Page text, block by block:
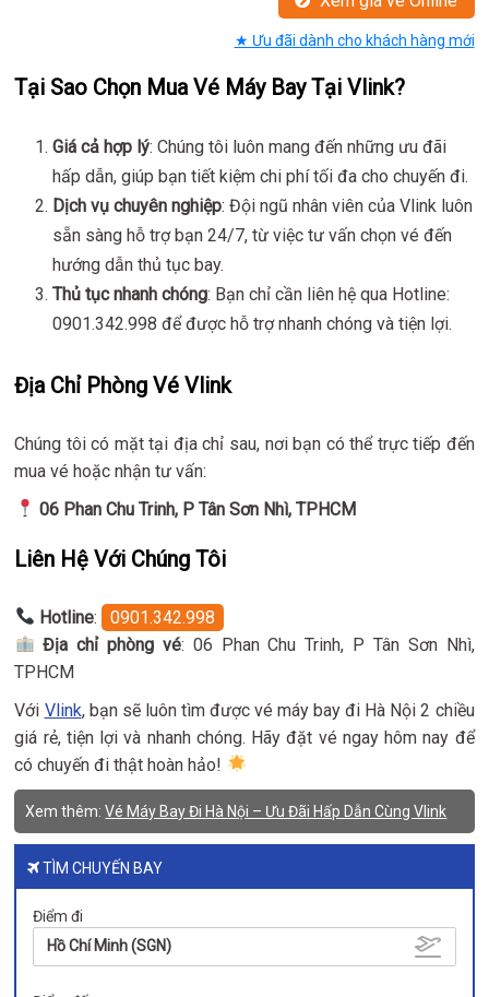
★ Ưu đãi dành cho khách hàng mới
Tại Sao Chọn Mua Vé Máy Bay Tại Vlink?
Giá cả hợp lý: Chúng tôi luôn mang đến những ưu đãi
hấp dẫn, giúp bạn tiết kiệm chi phí tối đa cho chuyến đi.
Dịch vụ chuyên nghiệp: Đội ngũ nhân viên của Vlink luôn
sẵn sàng hỗ trợ bạn 24/7, từ việc tư vấn chọn vé đến
hướng dẫn thủ tục bay.
Thủ tục nhanh chóng: Bạn chỉ cần liên hệ qua Hotline:
0901.342.998 để được hỗ trợ nhanh chóng và tiện lợi.
Địa Chỉ Phòng Vé Vlink
Chúng tôi có mặt tại địa chỉ sau, nơi bạn có thể trực tiếp đến
mua vé hoặc nhận tư vấn:
06 Phan Chu Trinh, P Tân Sơn Nhì, TPHCM
Liên Hệ Với Chúng Tôi
Hotline:
0901.342.998
Địa chỉ phòng vé: 06 Phan Chu Trinh, P Tân Sơn Nhì,
TPHCM
Với Vlink, bạn sẽ luôn tìm được vé máy bay đi Hà Nội 2 chiều
giá rẻ, tiện lợi và nhanh chóng. Hãy đặt vé ngay hôm nay để
có chuyến đi thật hoàn hảo!
Xem thêm:Vé Máy Bay Đi Hà Nội – Ưu Đãi Hấp Dẫn Cùng Vlink
TÌM CHUYẾN BAY
Điểm đi
Hồ Chí Minh (SGN)